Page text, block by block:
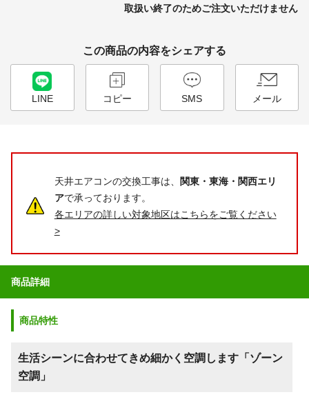
取扱い終了のためご注文いただけません
この商品の内容をシェアする
LINE コピー SMS メール
天井エアコンの交換工事は、 関東・東海・関西エリ
アで承っております。
各エリアの詳しい対象地区はこちらをご覧ください
>
商品詳細
商品特性
生活シーンに合わせてきめ細かく空調します「ゾーン
空調」